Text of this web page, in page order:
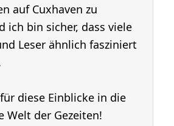
auf Cuxhaven zu
ich bin sicher, dass viele
Leser ähnlich fasziniert
diese Einblicke in die
Welt der Gezeiten!